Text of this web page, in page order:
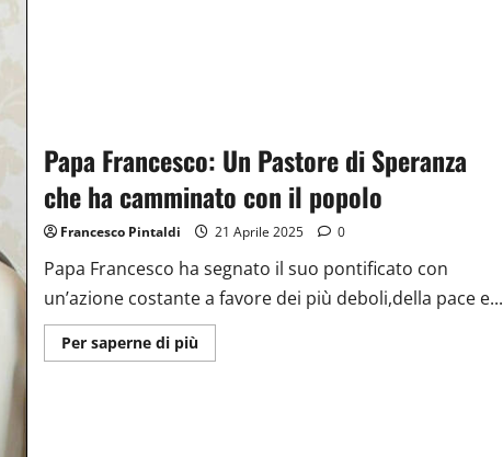
Papa Francesco: Un Pastore di Speranza
che ha camminato con il popolo
Francesco Pintaldi 21 Aprile 2025 0
Papa Francesco ha segnato il suo pontificato con
un’azione costante a favore dei più deboli,della pace e...
Per saperne di piùUlteriori
informazioni